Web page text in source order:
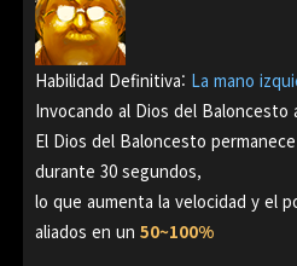
Habilidad Definitiva: La mano
Invocando al Dios del Baloncesto
El Dios del Baloncesto
durante 30 segundos,
lo que aumenta la velocidad y el
aliados en un 50~100%